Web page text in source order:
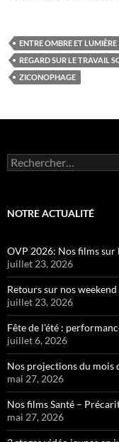
ENTRE OMBRE ET LUMIÈRE
REGARD SUR LE TRAVAIL
ZICONOPHAGE
Rechercher :
NOTRE ACTUALITÉ
OVP 2026: Nos films sur
juillet 23, 2026
Retours sur nos weekend
juillet 23, 2026
Fête de l’été :
juillet 6, 2026
Nos projections du mois
mai 27, 2026
Nos films Santé –
mai 27, 2026